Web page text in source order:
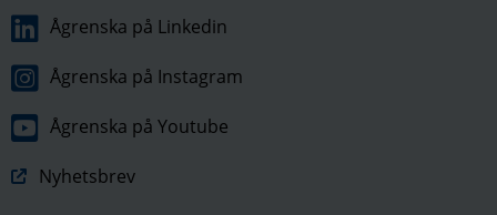
Ågrenska på Linkedin
Ågrenska på Instagram
Ågrenska på Youtube
Nyhetsbrev